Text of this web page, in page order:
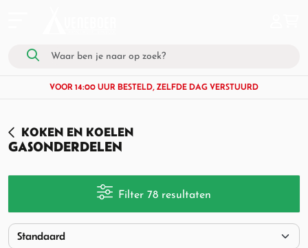
VOOR 14:00 UUR BESTELD, ZELFDE DAG VERSTUURD
GASONDERDELEN
KOKEN EN KOELEN
Filter 78 resultaten